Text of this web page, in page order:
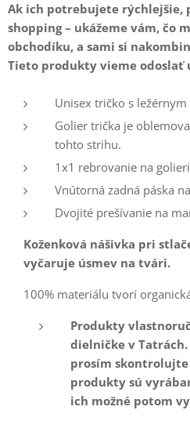
Ak ich potrebujete rýchlejšie,
shopping – ukážeme vám, čo
obchodíku, a sami si
Tieto produkty vieme odoslať
Unisex tričko s
Golier trička je
tohto strihu.
1x1 rebrovanie na golieri
Vnútorná zadná páska
Dvojité prešívanie na
Koženková nášivka pri
vyčaruje úsmev na tvári.
100% materiálu tvorí
Produkty
dielničke v
prosím
produkty sú
ich možné potom